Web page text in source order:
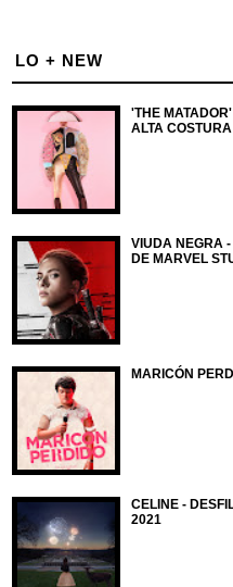
LO + NEW
'THE
ALTA
VIUDA NEGRA
DE MARVEL
MARICÓN
CELINE -
2021